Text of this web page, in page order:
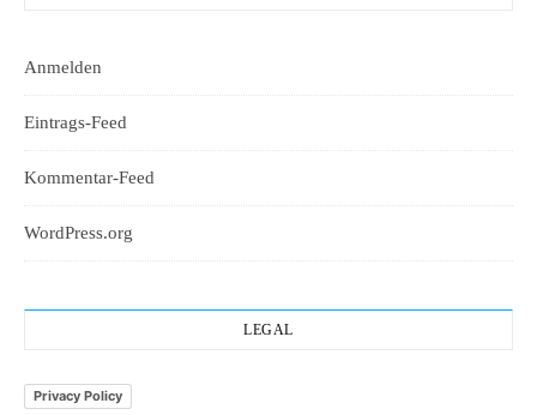
Anmelden
Eintrags-Feed
Kommentar-Feed
WordPress.org
LEGAL
Privacy Policy